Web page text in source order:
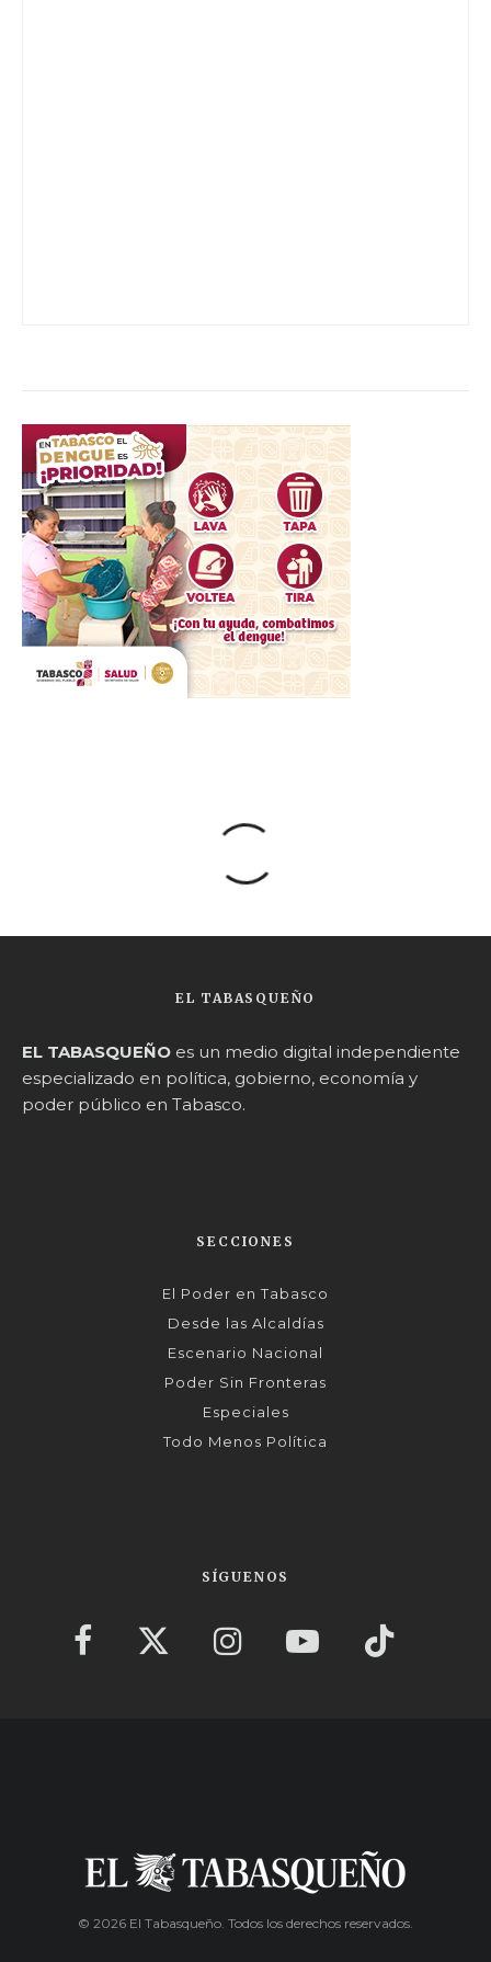
EL TABASQUEÑO
EL TABASQUEÑO es un medio digital independiente
especializado en política, gobierno, economía y
poder público en Tabasco.
SECCIONES
El Poder en Tabasco
Desde las Alcaldías
Escenario Nacional
Poder Sin Fronteras
Especiales
Todo Menos Política
SÍGUENOS
© 2026 El Tabasqueño. Todos los derechos reservados.